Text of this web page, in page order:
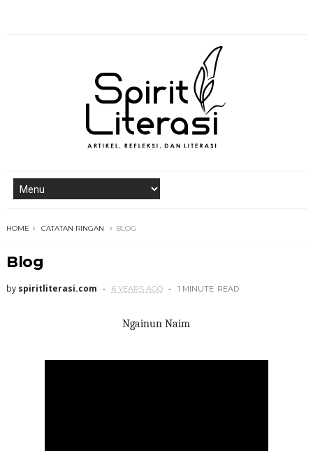
HOME CATATAN RINGAN BLOG
Blog
by spiritliterasi.com 6 YEARS AGO 1 MINUTE READ
Ngainun Naim